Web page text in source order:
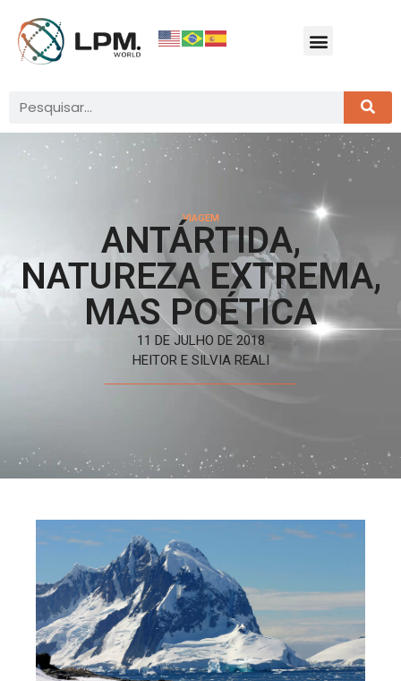
VIAGEM
ANTÁRTIDA,
NATUREZA EXTREMA,
MAS POÉTICA
11 DE JULHO DE 2018
HEITOR E SILVIA REALI